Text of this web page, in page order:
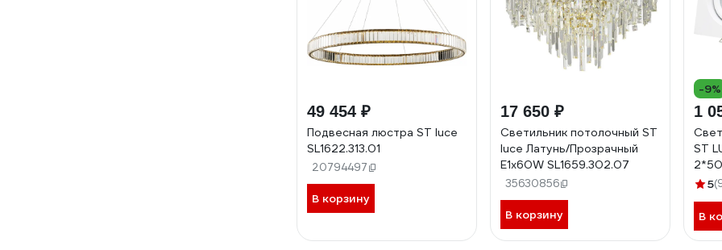
49 454 ₽
Подвесная люстра ST luce
SL1622.313.01
20794497
В корзину
17 650 ₽
Светильник потолочный ST
luce Латунь/Прозрачный
E1х60W SL1659.302.07
35630856
В корзину
-9%
1
ST
5
В